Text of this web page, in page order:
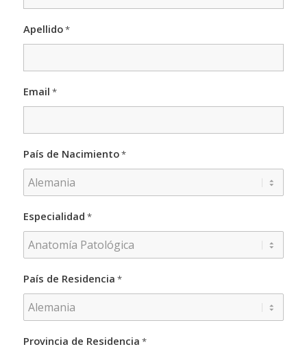
Apellido*
Email *
País de Nacimiento*
Especialidad *
País de Residencia *
Provincia de Residencia *